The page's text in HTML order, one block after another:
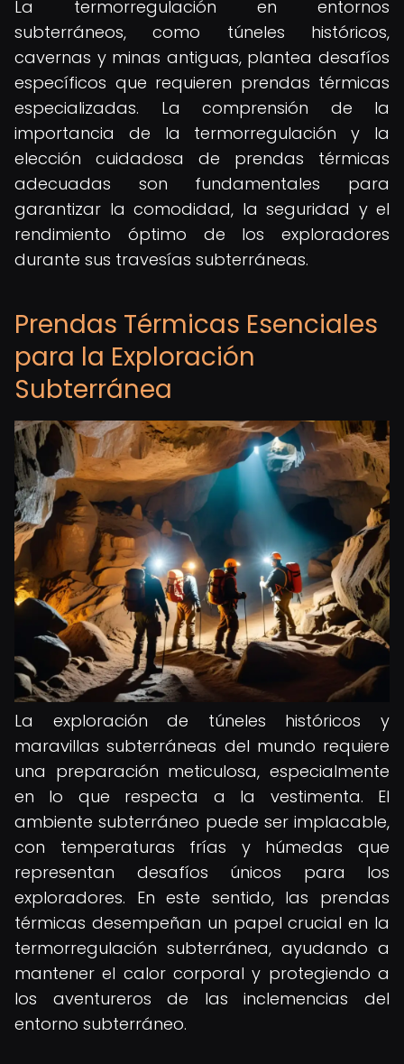
La termorregulación en entornos
subterráneos, como túneles históricos,
cavernas y minas antiguas, plantea desafíos
específicos que requieren prendas térmicas
especializadas. La comprensión de la
importancia de la termorregulación y la
elección cuidadosa de prendas térmicas
adecuadas son fundamentales para
garantizar la comodidad, la seguridad y el
rendimiento óptimo de los exploradores
durante sus travesías subterráneas.
Prendas Térmicas Esenciales
para la Exploración
Subterránea
La exploración de túneles históricos y
maravillas subterráneas del mundo requiere
una preparación meticulosa, especialmente
en lo que respecta a la vestimenta. El
ambiente subterráneo puede ser implacable,
con temperaturas frías y húmedas que
representan desafíos únicos para los
exploradores. En este sentido, las prendas
térmicas desempeñan un papel crucial en la
termorregulación subterránea, ayudando a
mantener el calor corporal y protegiendo a
los aventureros de las inclemencias del
entorno subterráneo.